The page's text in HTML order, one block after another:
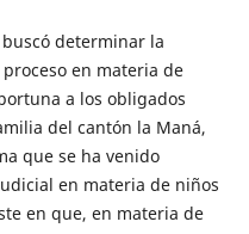
determinar la
en materia de
a los obligados
del cantón la Maná,
que se ha venido
en materia de niños
en que, en materia de